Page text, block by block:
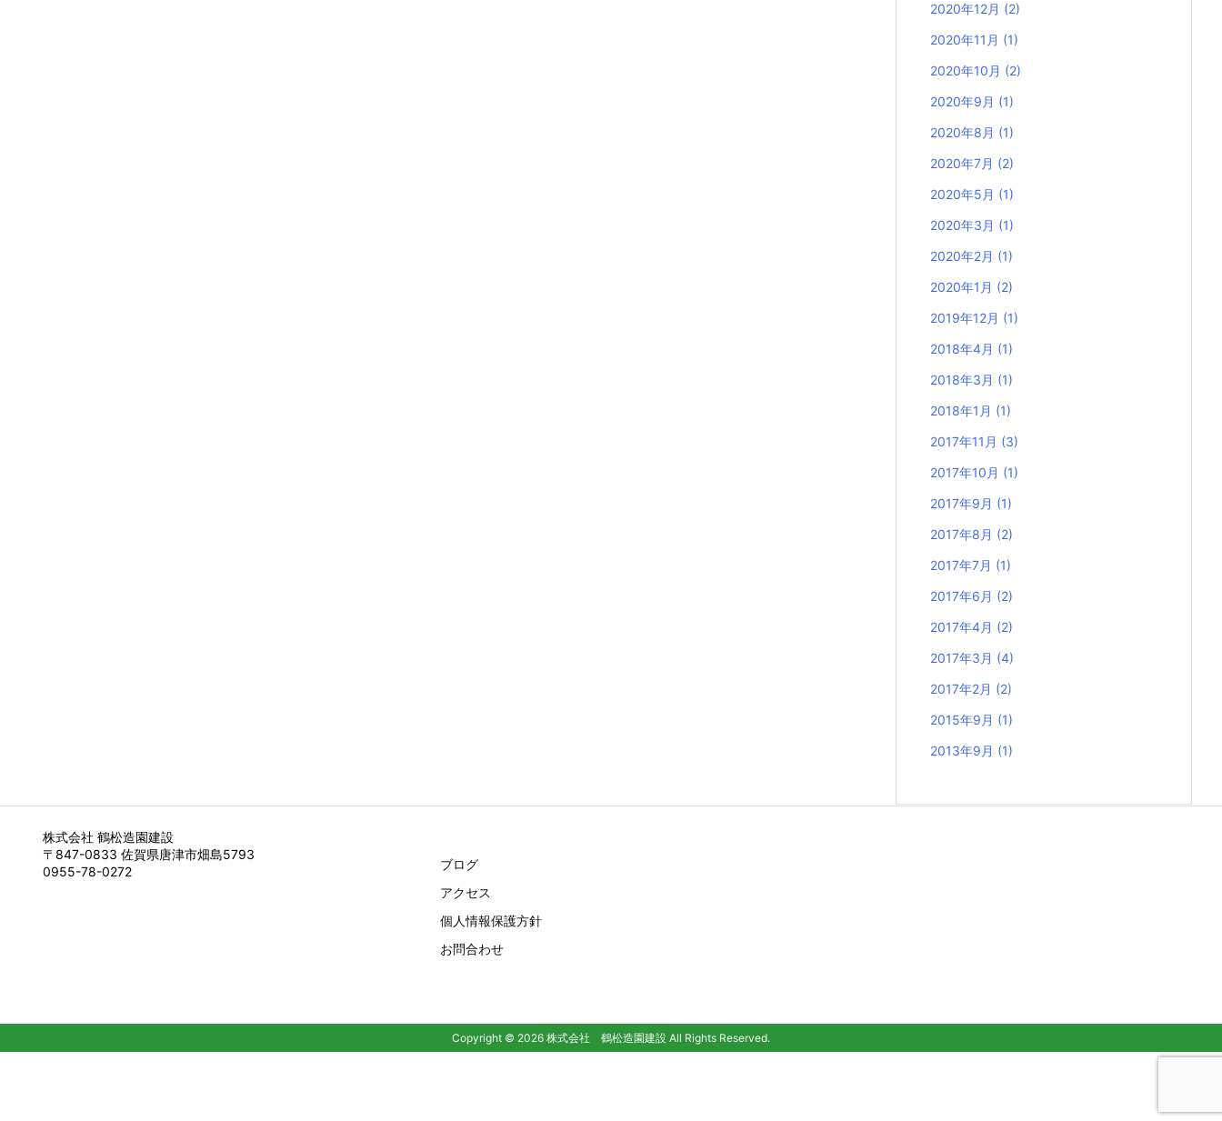
2020年12月 (2)
2020年11月 (1)
2020年10月 (2)
2020年9月 (1)
2020年8月 (1)
2020年7月 (2)
2020年5月 (1)
2020年3月 (1)
2020年2月 (1)
2020年1月 (2)
2019年12月 (1)
2018年4月 (1)
2018年3月 (1)
2018年1月 (1)
2017年11月 (3)
2017年10月 (1)
2017年9月 (1)
2017年8月 (2)
2017年7月 (1)
2017年6月 (2)
2017年4月 (2)
2017年3月 (4)
2017年2月 (2)
2015年9月 (1)
2013年9月 (1)
株式会社 鶴松造園建設
〒847-0833 佐賀県唐津市畑島5793
0955-78-0272
ブログ
アクセス
個人情報保護方針
お問合わせ
Copyright © 2026 株式会社 鶴松造園建設 All Rights Reserved.